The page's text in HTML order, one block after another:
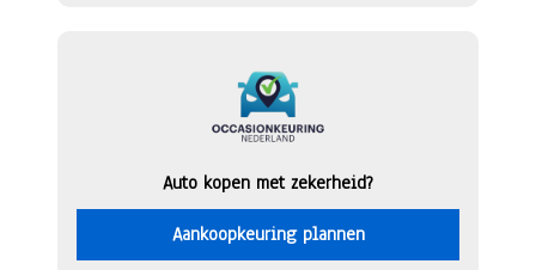
Auto kopen met zekerheid?
Aankoopkeuring plannen